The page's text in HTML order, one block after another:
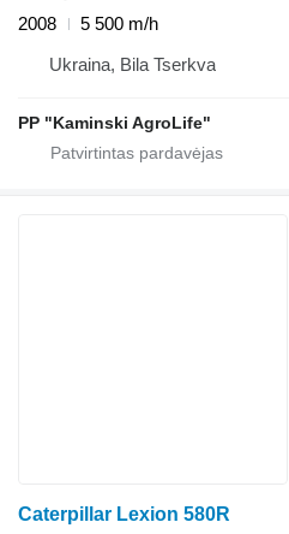
2008
5 500 m/h
Ukraina, Bila Tserkva
PP "Kaminski AgroLife"
Caterpillar Lexion 580R